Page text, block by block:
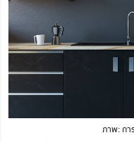
ภาพ: กา